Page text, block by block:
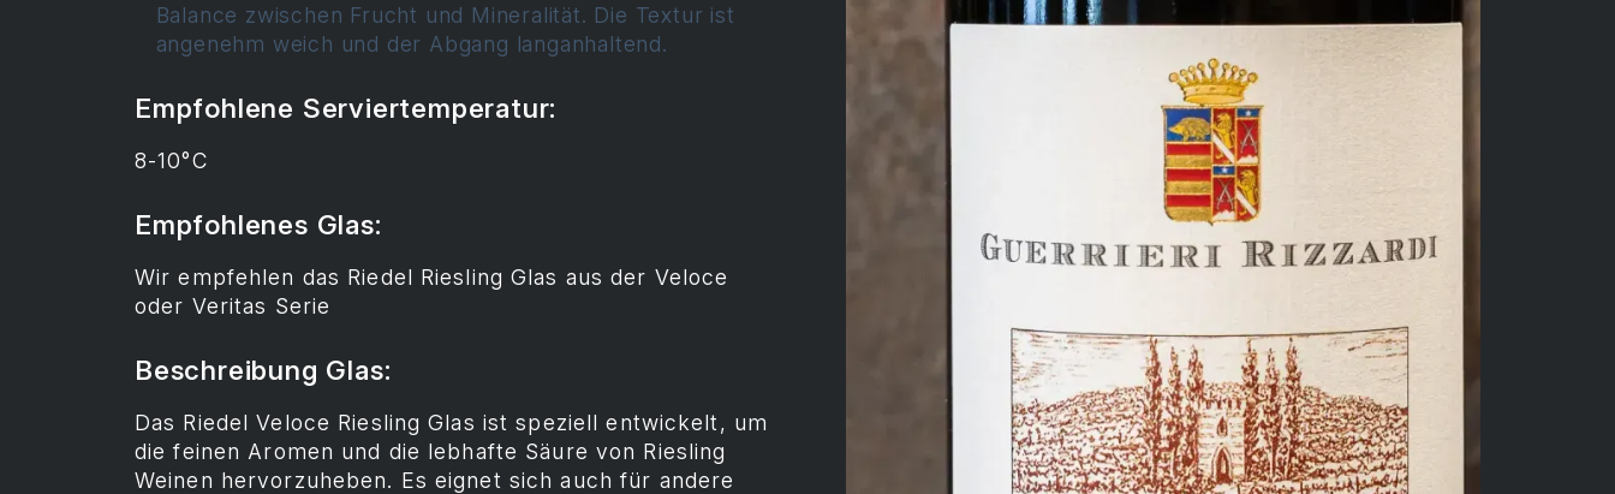
Balance zwischen Frucht und Mineralität. Die Textur ist
angenehm weich und der Abgang langanhaltend.
Empfohlene Serviertemperatur:
8-10°C
Empfohlenes Glas:
Wir empfehlen das Riedel Riesling Glas aus der Veloce
oder Veritas Serie
Beschreibung Glas:
Das Riedel Veloce Riesling Glas ist speziell entwickelt, um
die feinen Aromen und die lebhafte Säure von Riesling
Weinen hervorzuheben. Es eignet sich auch für andere